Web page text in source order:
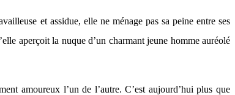
et assidue, elle ne ménage pas sa peine entre ses
aperçoit la nuque d’un charmant jeune homme auréolé
amoureux l’un de l’autre. C’est aujourd’hui plus que